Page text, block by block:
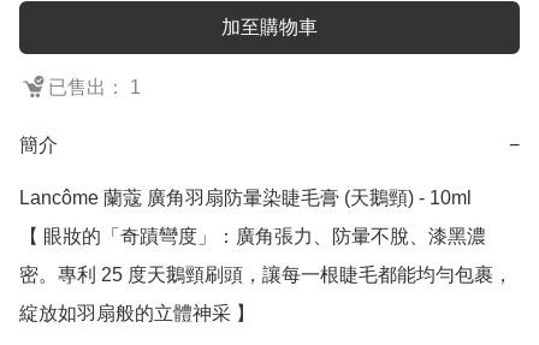
加至購物車
已售出： 1
簡介 −
Lancôme 蘭蔻 廣角羽扇防暈染睫毛膏 (天鵝頸) - 10ml
【 眼妝的「奇蹟彎度」：廣角張力、防暈不脫、漆黑濃
密。專利 25 度天鵝頸刷頭，讓每一根睫毛都能均勻包裹，
綻放如羽扇般的立體神采 】